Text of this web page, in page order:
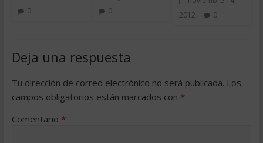
0
0
2012
0
Deja una respuesta
Tu dirección de correo electrónico no será publicada. Los
campos obligatorios están marcados con *
Comentario *